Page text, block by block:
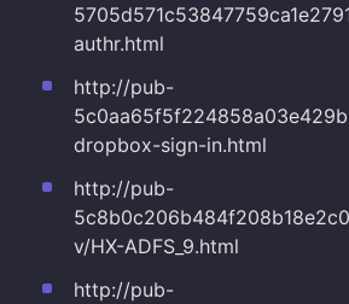
authr.html
http://pub-
dropbox-sign-in.html
http://pub-
v/HX-ADFS_9.html
http://pub-